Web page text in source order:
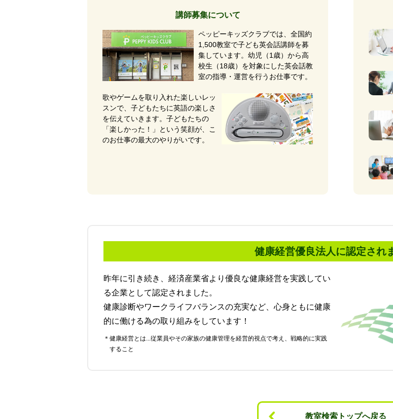
講師募集について
ペッピーキッズクラブでは、全国約
1,500教室で子ども英会話講師を募
集しています。幼児（1歳）から高
校生（18歳）を対象にした英会話教
室の指導・運営を行うお仕事です。
歌やゲームを取り入れた楽しいレッ
スンで、子どもたちに英語の楽しさ
を伝えていきます。子どもたちの
「楽しかった！」という笑顔が、こ
のお仕事の最大のやりがいです。
健康経営優良法人に認定され
昨年に引き続き、経済産業省より優良な健康経営を実践してい
る企業として認定されました。
健康診断やワークライフバランスの充実など、心身ともに健康
的に働ける為の取り組みをしています！
＊健康経営とは...従業員やその家族の健康管理を経営的視点で考え、戦略的に実践
すること
教室検索トップへ戻る